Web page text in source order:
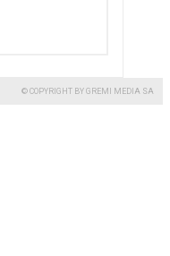
© COPYRIGHT BY GREMI MEDIA SA